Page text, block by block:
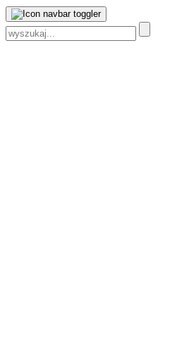
Szukaj: